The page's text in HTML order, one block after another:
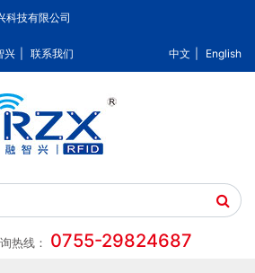
科技有限公司
兴 联系我们 中文 English
热线： 0755-29824687